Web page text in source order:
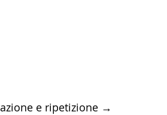
e ripetizione →